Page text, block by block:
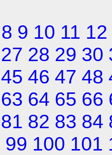
8 9 10 11 12
27 28 29 30
45 46 47 48
63 64 65 66
81 82 83 84
99 100 101